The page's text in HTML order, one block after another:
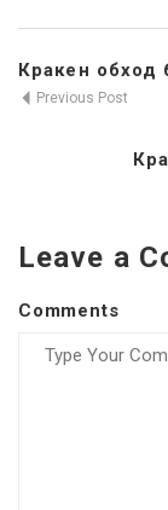
Кракен обход
Previous Post
Leave a
Comments